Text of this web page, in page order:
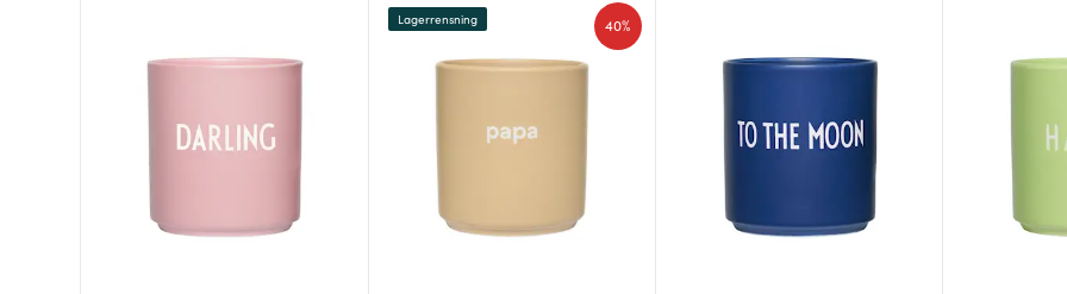
40%
Lagerrensning